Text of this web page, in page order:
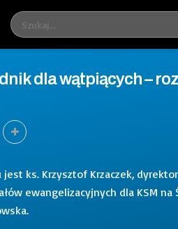
dla wątpiących –
ks. Krzysztof Krzaczek,
ewangelizacyjnych dla KSM